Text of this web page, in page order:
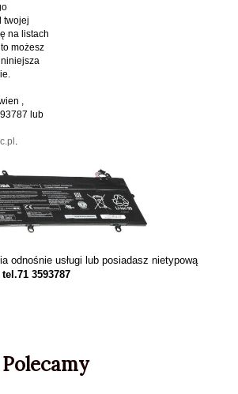
twojej
na listach
możesz
,
lub
.
odnośnie usługi lub posiadasz nietypową
tel.71 3593787
Polecamy